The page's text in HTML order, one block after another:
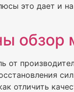
это дает и
обзор
отличить